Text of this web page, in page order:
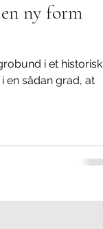
ny form
i et historisk
en sådan grad, at